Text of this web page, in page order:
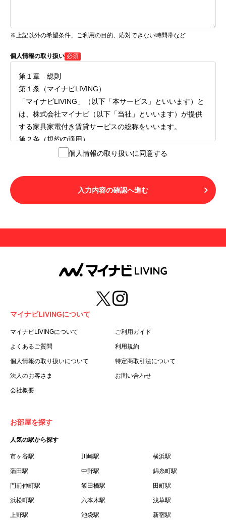
※上記以外の希望条件、ご利用の目的、応対できない時間帯など
個人情報の取り扱い 必須
第１章 総則
第１条（マイナビLIVING）
「マイナビLIVING」（以下「本サービス」といいます）と
は、株式会社マイナビ（以下「当社」といいます）が提供
する家具家電付き賃貸サービスの総称をいいます。
第２条（規約の適用）
１.本サービスを利用する者（以下「利用者」といいます）
LIVINGご契約にあたり取得する個人情報の取り扱いについ
て」の内容をすべて承諾したものとみなされます。不承諾
の意思表示は、本サービスを利用しないことをもってのみ
用することはできません。
第３条（用語の定義）
１.「本サ―ビス」とは、第１章第１条で規定する当社が運
営するマイナビLIVINGを意味します。
２.「利用者」とは、第１章第２条に規定する本サービスを
利用する個人を意味します。
３.「本サイト」とは、当社が運営する本サービスに関する
ます。
５.「会員」とは、第２章第１条に基づき会員登録が完了し
た個人を意味します。
録した情報、本サービス利用中に当社が登録を求めた情報
った場合の当該情報を意味します。
７.「本会員制度」とは、会員による本サービスの利用の促
進を目的とした会員制度を意味します。
借契約書およびオプション注文書を意味します。
９.「契約期間開始日」とは、定期建物賃貸借契約（以下
個人情報の取り扱いに同意する
入力内容の確認へ進む
マイナビLIVINGについて
マイナビLIVINGについて ご利用ガイド
よくあるご質問 利用規約
個人情報の取り扱いについて 特定商取引法について
法人のお客さま お問い合わせ
会社概要
お部屋を探す
人気の駅から探す
市ヶ谷駅 川崎駅 横浜駅
蒲田駅 中野駅 錦糸町駅
門前仲町駅 飯田橋駅 田町駅
浜松町駅 六本木駅 浅草駅
上野駅 池袋駅 新宿駅